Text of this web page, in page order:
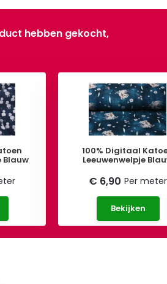
hebben gekocht,
Blauw
100% Digitaal
Leeuwenwelpje
€ 6,90 Per meter
Bekijken